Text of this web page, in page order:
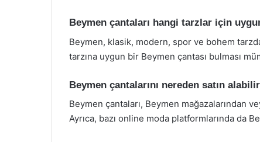
Beymen çantaları hangi tarzlar için
Beymen, klasik, modern, spor ve bohem
tarzına uygun bir Beymen çantası bulması
Beymen çantalarını nereden satın
Beymen çantaları, Beymen mağazalarından
Ayrıca, bazı online moda platformlarında da